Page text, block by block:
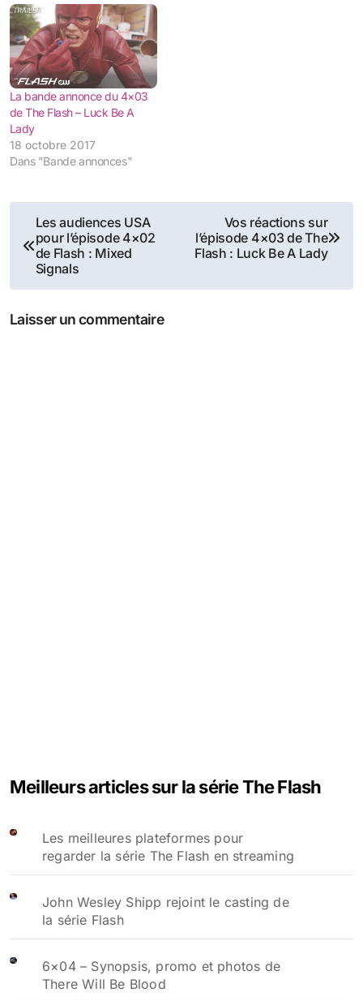
La bande annonce du 4×03
de The Flash – Luck Be A
Lady
18 octobre 2017
Dans "Bande annonces"
Navigation
de
l’article
Les audiences USA
pour l’épisode 4×02
de Flash : Mixed
Signals
Vos réactions sur
l’épisode 4×03 de The
Flash : Luck Be A Lady
Laisser un commentaire
Meilleurs articles sur la série The Flash
Les meilleures plateformes pour
regarder la série The Flash en streaming
John Wesley Shipp rejoint le casting de
la série Flash
6×04 – Synopsis, promo et photos de
There Will Be Blood